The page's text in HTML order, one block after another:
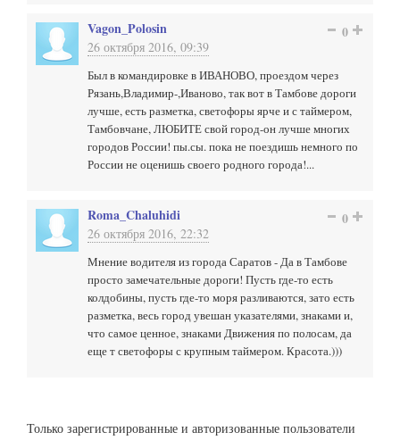
Vagon_Polosin
26 октября 2016, 09:39
0
Был в командировке в ИВАНОВО, проездом через
Рязань,Владимир-,Иваново, так вот в Тамбове дороги
лучше, есть разметка, светофоры ярче и с таймером,
Тамбовчане, ЛЮБИТЕ свой город-он лучше многих
городов России! пы.сы. пока не поездишь немного по
России не оценишь своего родного города!...
Roma_Chaluhidi
26 октября 2016, 22:32
0
Мнение водителя из города Саратов - Да в Тамбове
просто замечательные дороги! Пусть где-то есть
колдобины, пусть где-то моря разливаются, зато есть
разметка, весь город увешан указателями, знаками и,
что самое ценное, знаками Движения по полосам, да
еще т светофоры с крупным таймером. Красота.)))
Только зарегистрированные и авторизованные пользователи